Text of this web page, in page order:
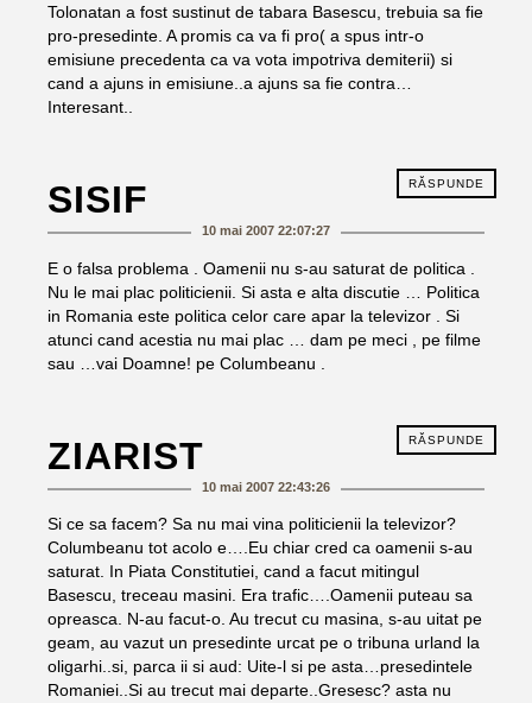
Tolonatan a fost sustinut de tabara Basescu, trebuia sa fie
pro-presedinte. A promis ca va fi pro( a spus intr-o
emisiune precedenta ca va vota impotriva demiterii) si
cand a ajuns in emisiune..a ajuns sa fie contra…
Interesant..
RĂSPUNDE
SISIF
10 mai 2007 22:07:27
E o falsa problema . Oamenii nu s-au saturat de politica .
Nu le mai plac politicienii. Si asta e alta discutie … Politica
in Romania este politica celor care apar la televizor . Si
atunci cand acestia nu mai plac … dam pe meci , pe filme
sau …vai Doamne! pe Columbeanu .
RĂSPUNDE
ZIARIST
10 mai 2007 22:43:26
Si ce sa facem? Sa nu mai vina politicienii la televizor?
Columbeanu tot acolo e….Eu chiar cred ca oamenii s-au
saturat. In Piata Constitutiei, cand a facut mitingul
Basescu, treceau masini. Era trafic….Oamenii puteau sa
opreasca. N-au facut-o. Au trecut cu masina, s-au uitat pe
geam, au vazut un presedinte urcat pe o tribuna urland la
oligarhi..si, parca ii si aud: Uite-l si pe asta…presedintele
Romaniei..Si au trecut mai departe..Gresesc? asta nu